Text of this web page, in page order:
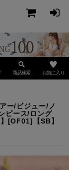
商品検索 お気に入り
ー/ビジュー/ノ
ピース/ロング
[OF01]【SB】